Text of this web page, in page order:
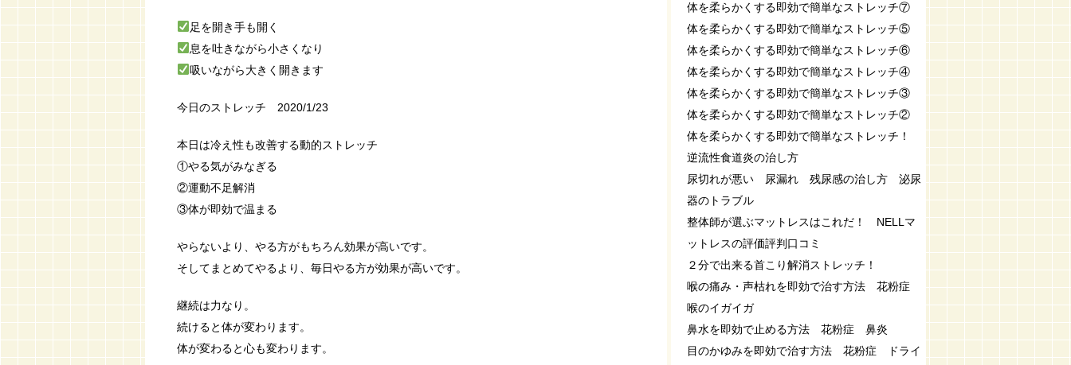
足を開き手も開く
息を吐きながら小さくなり
吸いながら大きく開きます
今日のストレッチ 2020/1/23
本日は冷え性も改善する動的ストレッチ
①やる気がみなぎる
②運動不足解消
③体が即効で温まる
やらないより、やる方がもちろん効果が高いです。
そしてまとめてやるより、毎日やる方が効果が高いです。
継続は力なり。
続けると体が変わります。
体が変わると心も変わります。
体を柔らかくする即効で簡単なストレッチ⑦
体を柔らかくする即効で簡単なストレッチ⑤
体を柔らかくする即効で簡単なストレッチ⑥
体を柔らかくする即効で簡単なストレッチ④
体を柔らかくする即効で簡単なストレッチ③
体を柔らかくする即効で簡単なストレッチ②
体を柔らかくする即効で簡単なストレッチ！
逆流性食道炎の治し方
尿切れが悪い 尿漏れ 残尿感の治し方 泌尿
器のトラブル
整体師が選ぶマットレスはこれだ！ NELLマ
ットレスの評価評判口コミ
２分で出来る首こり解消ストレッチ！
喉の痛み・声枯れを即効で治す方法 花粉症
喉のイガイガ
鼻水を即効で止める方法 花粉症 鼻炎
目のかゆみを即効で治す方法 花粉症 ドライ